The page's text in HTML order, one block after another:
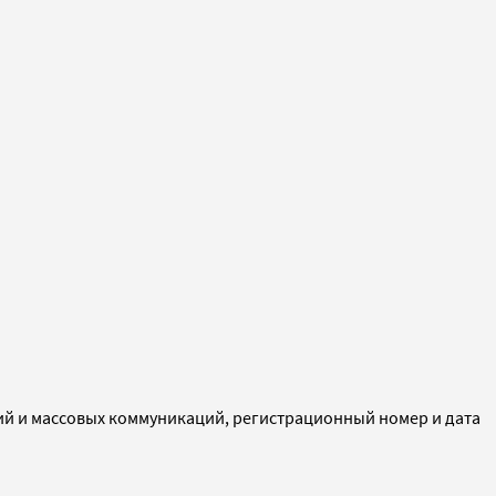
и массовых коммуникаций, регистрационный номер и дата